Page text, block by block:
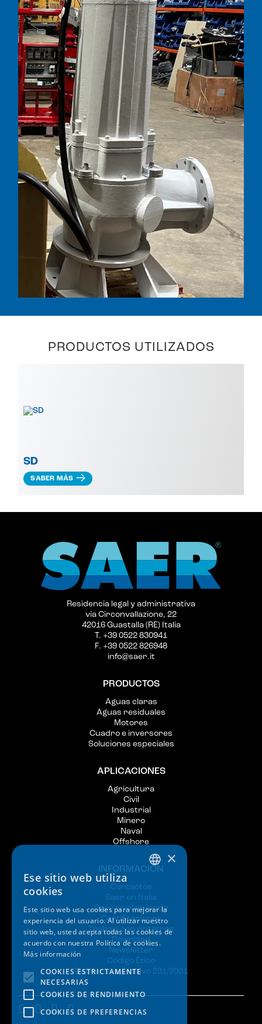
PRODUCTOS UTILIZADOS
SD
SABER MÁS
Residencia legal y administrativa
via Circonvallazione, 22
42016 Guastalla (RE) Italia
T. +39 0522 830941
F. +39 0522 826948
info@saer.it
PRODUCTOS
Aguas claras
Aguas residuales
Motores
Cuadro e inversores
Soluciones especiales
APLICACIONES
Agricultura
Civil
Industrial
Minero
Naval
Offshore
INFORMACIÓN
Contactos
Saer en Italia
Saer en el muondo
Certificaciones
Trabaja con nosotros
Download
Newsletter
Código Ético
Decreto Legislativo 231/2001
ENGLISH
SPANISH
GERMAN
FRENCH
×
Ese sitio web utiliza
cookies
Este sitio web usa cookies para mejorar la
experiencia del usuario. Al utilizar nuestro
sitio web, usted acepta todas las cookies de
acuerdo con nuestra Política de cookies.
Más información
COOKIES ESTRICTAMENTE
NECESARIAS
COOKIES DE RENDIMIENTO
COOKIES DE PREFERENCIAS